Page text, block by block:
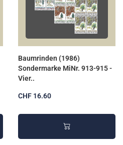
Baumrinden (1986)
Sondermarke MiNr. 913-915 -
Vier..
CHF 16.60